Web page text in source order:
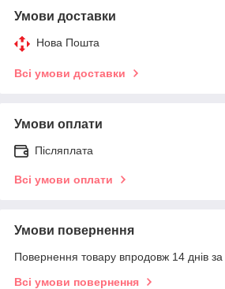
Умови доставки
Нова Пошта
Всі умови доставки
Умови оплати
Післяплата
Всі умови оплати
Умови повернення
Повернення товару впродовж 14 днів
Всі умови повернення